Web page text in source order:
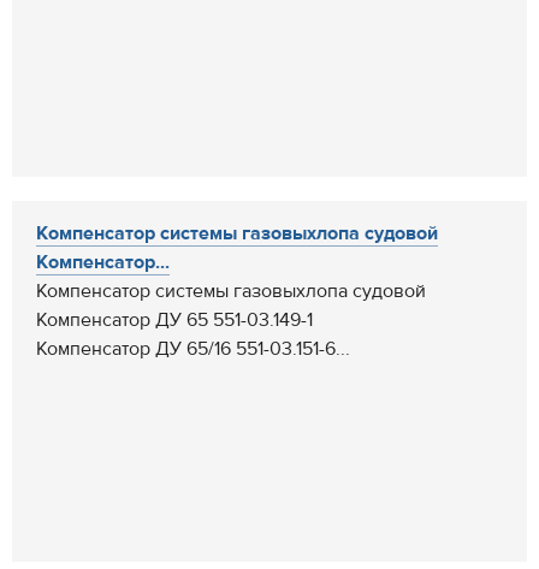
Компенсатор системы газовыхлопа судовой
Компенсатор...
Компенсатор системы газовыхлопа судовой
Компенсатор ДУ 65 551-03.149-1
Компенсатор ДУ 65/16 551-03.151-6...